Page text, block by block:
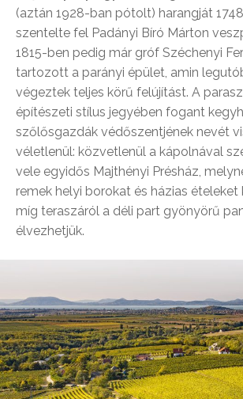
(aztán 1928-ban pótolt) harangját
szentelte fel Padányi Bíró Márton
1815-ben pedig már gróf Széchenyi
tartozott a parányi épület, amin
végeztek teljes körű felújítást. A
építészeti stílus jegyében fogant
szőlősgazdák védőszentjének nevét
véletlenül: közvetlenül a kápolnával
vele egyidős Majthényi Présház,
remek helyi borokat és házias ételeket
míg teraszáról a déli part gyönyörű
élvezhetjük.